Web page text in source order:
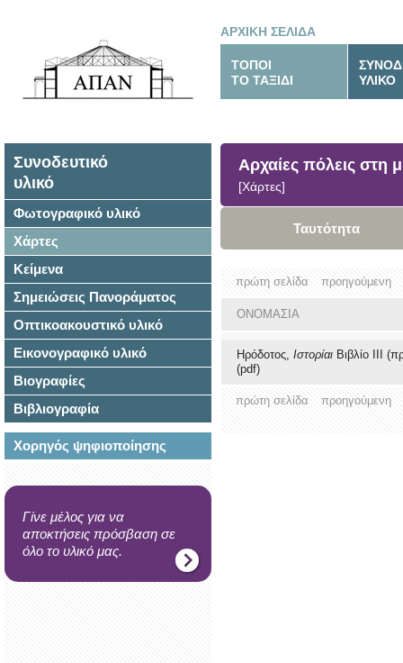
ΑΡΧΙΚΗ ΣΕΛΙΔΑ
ΤΟΠΟΙ
ΤΟ ΤΑΞΙΔΙ
ΥΛΙΚΟ
Συνοδευτικό
υλικό
Φωτογραφικό υλικό
Χάρτες
Κείμενα
Σημειώσεις Πανοράματος
Οπτικοακουστικό υλικό
Εικονογραφικό υλικό
Βιογραφίες
Βιβλιογραφία
Χορηγός ψηφιοποίησης
Γίνε μέλος για να
αποκτήσεις πρόσβαση σε
όλο το υλικό μας.
Αρχαίες πόλεις στη
[Χάρτες]
Ταυτότητα
πρώτη σελίδα προηγούμενη
ΟΝΟΜΑΣΙΑ
Ηρόδοτος, Ιστορίαι Βιβλίο ΙΙΙ
(pdf)
πρώτη σελίδα προηγούμενη